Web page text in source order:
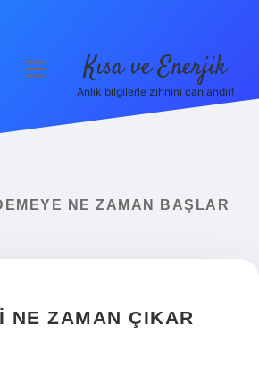
menüyü
Kısa ve Enerjik
Anlık bilgilerle zihnini canlandır!
NE ZAMAN BAŞLAR
NE ZAMAN ÇIKAR